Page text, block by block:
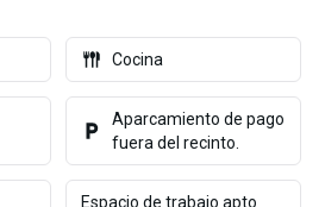
Cocina
Aparcamiento de pago
fuera del recinto.
Espacio de trabajo apto